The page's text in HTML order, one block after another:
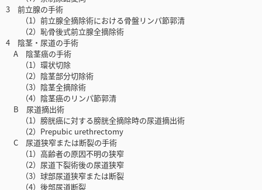
3 前立腺の手術
（1）前立腺全摘除術における骨盤リンパ節郭清
（2）恥骨後式前立腺全摘除術
4 陰茎・尿道の手術
A 陰茎癌の手術
（1）環状切除
（2）陰茎部分切除術
（3）陰茎全摘除術
（4）陰茎癌のリンパ節郭清
B 尿道摘出術
（1）膀胱癌に対する膀胱全摘除時の尿道摘出術
（2）Prepubic urethrectomy
C 尿道狭窄または断裂の手術
（1）高齢者の原因不明の狭窄
（2）尿道下裂術後の尿道狭窄
（3）球部尿道狭窄または断裂
（4）後部尿道断裂